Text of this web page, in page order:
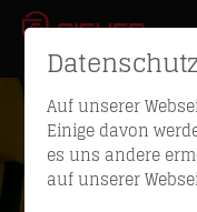
Auf unserer
Einige davon
es uns andere
auf unserer